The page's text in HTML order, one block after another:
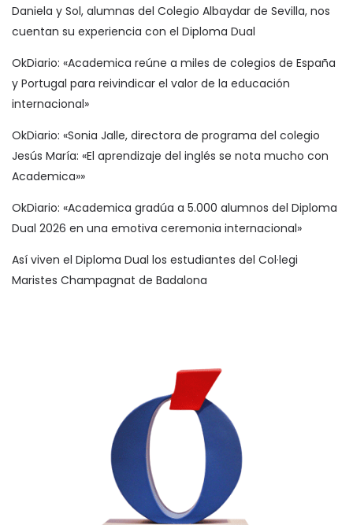
Daniela y Sol, alumnas del Colegio Albaydar de Sevilla, nos
cuentan su experiencia con el Diploma Dual
OkDiario: «Academica reúne a miles de colegios de España
y Portugal para reivindicar el valor de la educación
internacional»
OkDiario: «Sonia Jalle, directora de programa del colegio
Jesús María: «El aprendizaje del inglés se nota mucho con
Academica»»
OkDiario: «Academica gradúa a 5.000 alumnos del Diploma
Dual 2026 en una emotiva ceremonia internacional»
Así viven el Diploma Dual los estudiantes del Col·legi
Maristes Champagnat de Badalona